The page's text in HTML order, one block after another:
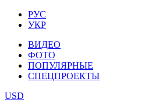
РУС
УКР
ВИДЕО
ФОТО
ПОПУЛЯРНЫЕ
СПЕЦПРОЕКТЫ
USD